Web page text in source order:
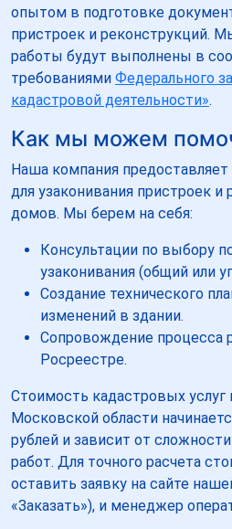
опытом в подготовке
пристроек и реконструкций.
работы будут выполнены в
требованиями Федерального
кадастровой деятельности».
Как мы можем
Наша компания предоставляет
для узаконивания пристроек
домов. Мы берем на себя:
Консультации по выбору
узаконивания (общий или
Создание технического
изменений в здании.
Сопровождение процесса
Росреестре.
Стоимость кадастровых услуг
Московской области
рублей и зависит от
работ. Для точного расчета
оставить заявку на сайте
«Заказать»), и менеджер